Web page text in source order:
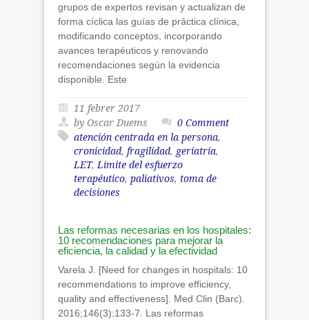
grupos de expertos revisan y actualizan de
forma cíclica las guías de práctica clínica,
modificando conceptos, incorporando
avances terapéuticos y renovando
recomendaciones según la evidencia
disponible. Este
11 febrer 2017
by Oscar Duems
0 Comment
atención centrada en la persona,
cronicidad, fragilidad, geriatria,
LET, Limite del esfuerzo
terapéutico, paliativos, toma de
decisiones
Las reformas necesarias en los hospitales:
10 recomendaciones para mejorar la
eficiencia, la calidad y la efectividad
Varela J. [Need for changes in hospitals: 10
recommendations to improve efficiency,
quality and effectiveness]. Med Clin (Barc).
2016;146(3):133-7. Las reformas